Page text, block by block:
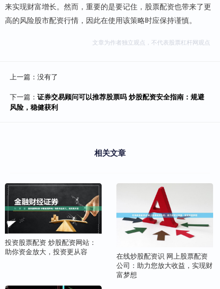
来实现财富增长。然而，重要的是要记住，股票配资也带来了更
高的风险股市配资行情，因此在使用该策略时应保持谨慎。
文章为作者独立观点，不代表股票杠杆网观点
上一篇：没有了
下一篇： 证券交易顾问可以推荐股票吗 炒股配资安全指南：规避
风险，稳健获利
相关文章
投资股票配资 炒股配资网站：
助你资金放大，投资更从容
在线炒股配资识 网上股票配资
公司：助力您放大收益，实现财
富梦想